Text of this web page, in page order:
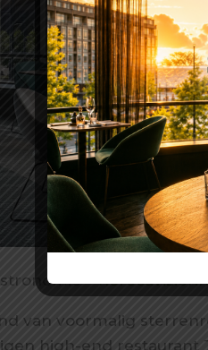
–
van voormalig
high-end restaurant